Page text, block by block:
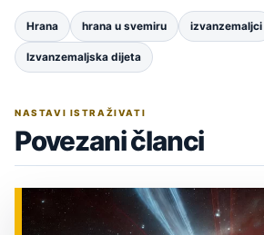
Hrana hrana u svemiru izvanzemaljci
Izvanzemaljska dijeta
NASTAVI ISTRAŽIVATI
Povezani članci